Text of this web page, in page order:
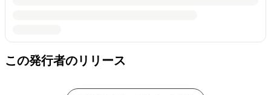
この発行者のリリース